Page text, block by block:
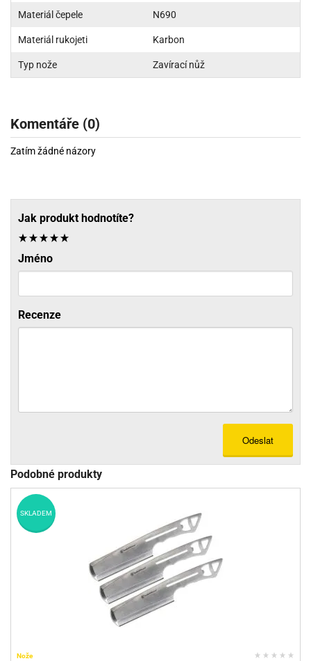
Materiál čepele N690
Materiál rukojeti Karbon
Typ nože Zavírací nůž
Komentáře (0)
Zatím žádné názory
Jak produkt hodnotíte?
Jméno
Recenze
Odeslat
Podobné produkty
Nože
SKLADEM